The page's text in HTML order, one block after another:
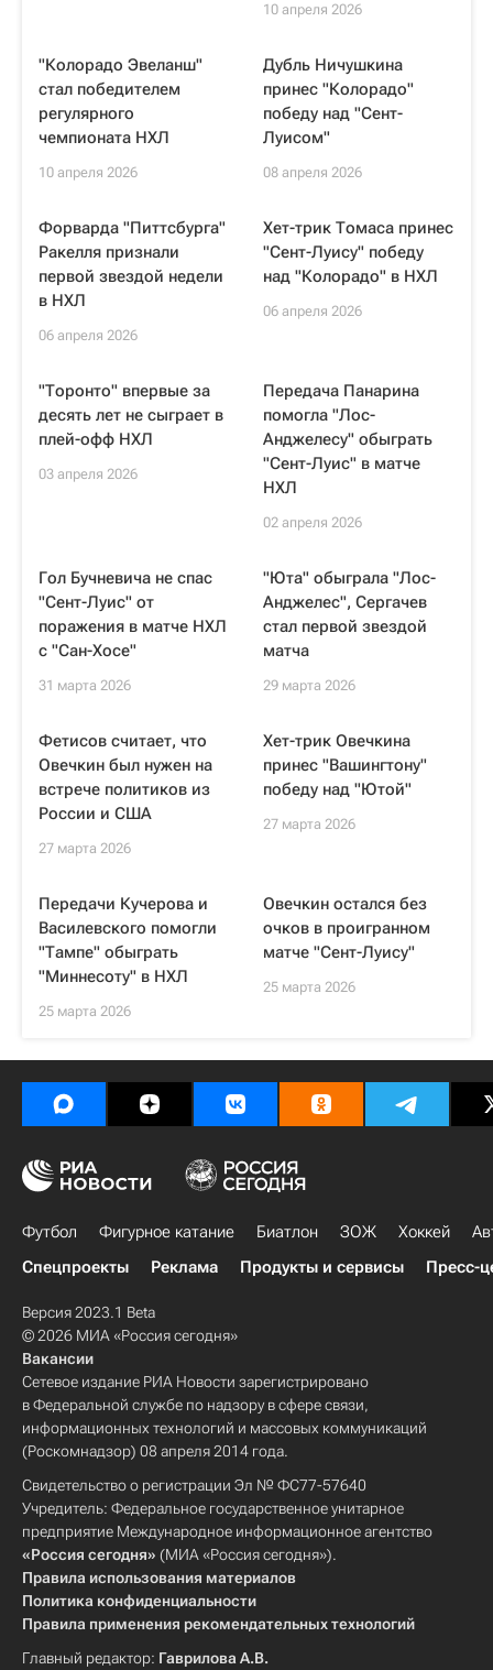
10 апреля 2026
"Колорадо Эвеланш"
стал победителем
регулярного
чемпионата НХЛ
10 апреля 2026
Дубль Ничушкина
принес "Колорадо"
победу над "Сент-
Луисом"
08 апреля 2026
Форварда "Питтсбурга"
Ракелля признали
первой звездой недели
в НХЛ
06 апреля 2026
Хет-трик Томаса принес
"Сент-Луису" победу
над "Колорадо" в НХЛ
06 апреля 2026
"Торонто" впервые за
десять лет не сыграет в
плей-офф НХЛ
03 апреля 2026
Передача Панарина
помогла "Лос-
Анджелесу" обыграть
"Сент-Луис" в матче
НХЛ
02 апреля 2026
Гол Бучневича не спас
"Сент-Луис" от
поражения в матче НХЛ
с "Сан-Хосе"
31 марта 2026
"Юта" обыграла "Лос-
Анджелес", Сергачев
стал первой звездой
матча
29 марта 2026
Фетисов считает, что
Овечкин был нужен на
встрече политиков из
России и США
27 марта 2026
Хет-трик Овечкина
принес "Вашингтону"
победу над "Ютой"
27 марта 2026
Передачи Кучерова и
Василевского помогли
"Тампе" обыграть
"Миннесоту" в НХЛ
25 марта 2026
Овечкин остался без
очков в проигранном
матче "Сент-Луису"
25 марта 2026
Футбол Фигурное катание Биатлон ЗОЖ Хоккей
Спецпроекты
Реклама Продукты и сервисы Пресс-
Версия 2023.1 Beta
© 2026 МИА «Россия сегодня»
Вакансии
Сетевое издание РИА Новости зарегистрировано
в Федеральной службе по надзору в сфере связи,
информационных технологий и массовых коммуникаций
(Роскомнадзор) 08 апреля 2014 года.
Свидетельство о регистрации Эл № ФС77-57640
Учредитель: Федеральное государственное унитарное
предприятие Международное информационное агентство
«Россия сегодня» (МИА «Россия сегодня»).
Правила использования материалов
Политика конфиденциальности
Правила применения рекомендательных технологий
Главный редактор: Гаврилова А.В.